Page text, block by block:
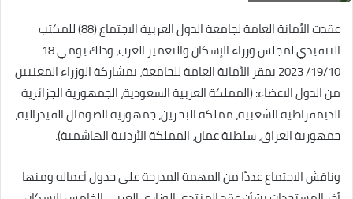
عقدت الأمانة العامة لجامعة الدول العربية الاجتماع (88) للمكتب
التنفيذي لمجلس وزراء الإسكان والتعمير العرب، وذلك يومي 18-
19/10/ 2023 بمقر الأمانة العامة للجامعة، بمشاركة الوزراء المعنيين
من الدول الاعضاء: (المملكة العربية السعودية، الجمهورية الجزائرية
الديمقراطية الشعبية، مملكة البحرين، جمهورية الصومال الفيدرالية،
جمهورية العراق، سلطنة عمان، المملكة الأردنية الهاشمية).
وناقش الاجتماع عددًا من المهمة المدرجة على جدول أعماله ومنها